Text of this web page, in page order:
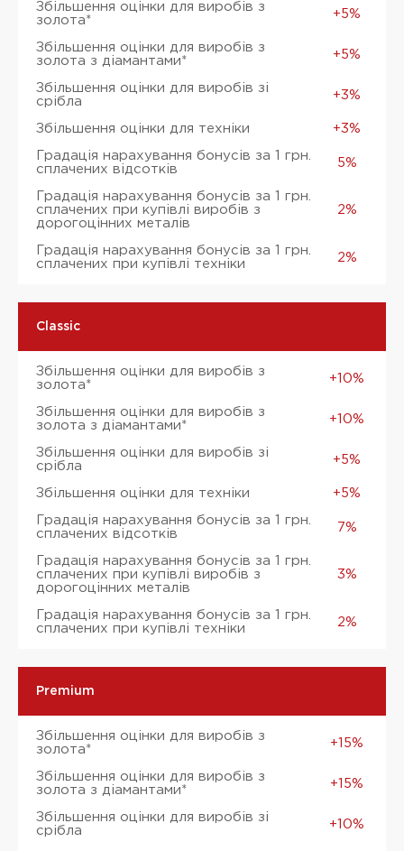
Збільшення оцінки для виробів з
золота*
+5%
Збільшення оцінки для виробів з
золота з діамантами*
+5%
Збільшення оцінки для виробів зі
срібла
+3%
Збільшення оцінки для техніки +3%
Градація нарахування бонусів за 1 грн.
сплачених відсотків
5%
Градація нарахування бонусів за 1 грн.
сплачених при купівлі виробів з
дорогоцінних металів
2%
Градація нарахування бонусів за 1 грн.
сплачених при купівлі техніки
2%
Classic
Збільшення оцінки для виробів з
золота*
+10%
Збільшення оцінки для виробів з
золота з діамантами*
+10%
Збільшення оцінки для виробів зі
срібла
+5%
Збільшення оцінки для техніки +5%
Градація нарахування бонусів за 1 грн.
сплачених відсотків
7%
Градація нарахування бонусів за 1 грн.
сплачених при купівлі виробів з
дорогоцінних металів
3%
Градація нарахування бонусів за 1 грн.
сплачених при купівлі техніки
2%
Premium
Збільшення оцінки для виробів з
золота*
+15%
Збільшення оцінки для виробів з
золота з діамантами*
+15%
Збільшення оцінки для виробів зі
срібла
+10%